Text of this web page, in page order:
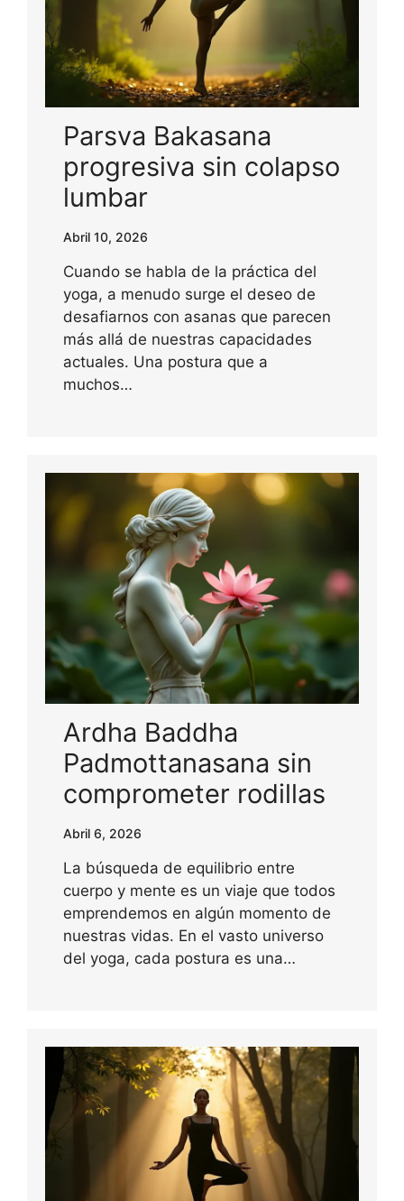
Parsva Bakasana
progresiva sin colapso
lumbar
Abril 10, 2026
Cuando se habla de la práctica del
yoga, a menudo surge el deseo de
desafiarnos con asanas que parecen
más allá de nuestras capacidades
actuales. Una postura que a
muchos…
Ardha Baddha
Padmottanasana sin
comprometer rodillas
Abril 6, 2026
La búsqueda de equilibrio entre
cuerpo y mente es un viaje que todos
emprendemos en algún momento de
nuestras vidas. En el vasto universo
del yoga, cada postura es una…